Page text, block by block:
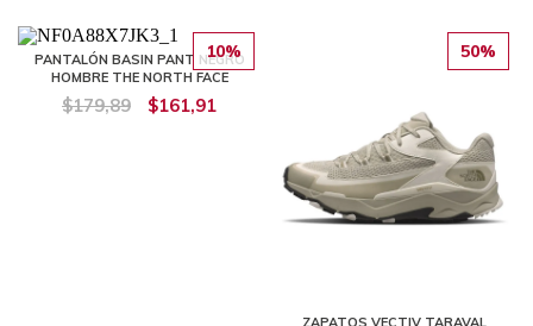
10%
PANTALÓN BASIN PANT NEGRO
HOMBRE THE NORTH FACE
$179,89 $161,91
50%
ZAPATOS VECTIV TARAVAL